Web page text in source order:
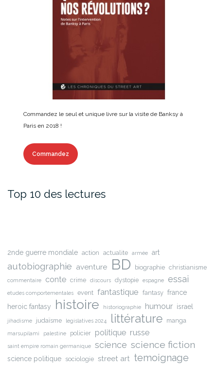
Commandez le seul et unique livre sur la visite de Banksy à
Paris en 2018 !
Commandez
Top 10 des lectures
2nde guerre mondiale action actualite armée art
autobiographie aventure BD biographie christianisme
commentaire conte crime discours dystopie espagne essai
etudes comportementales event fantastique fantasy france
heroic fantasy
histoire historiographie humour israel
jihadisme judaïsme legislatives 2024 littérature manga
marsupilami palestine policier politique russe
saint empire romain germanique science science fiction
science politique sociologie street art temoignage